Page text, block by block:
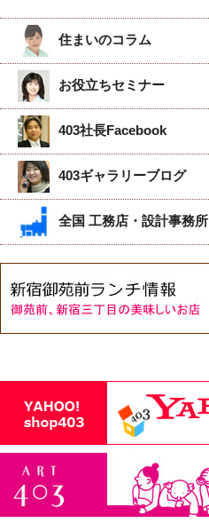
住まいのコラム
お役立ちセミナー
403社長Facebook
403ギャラリーブログ
全国 工務店・設計事務所